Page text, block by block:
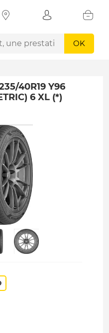
OK
40R19 Y96
6 XL (*)